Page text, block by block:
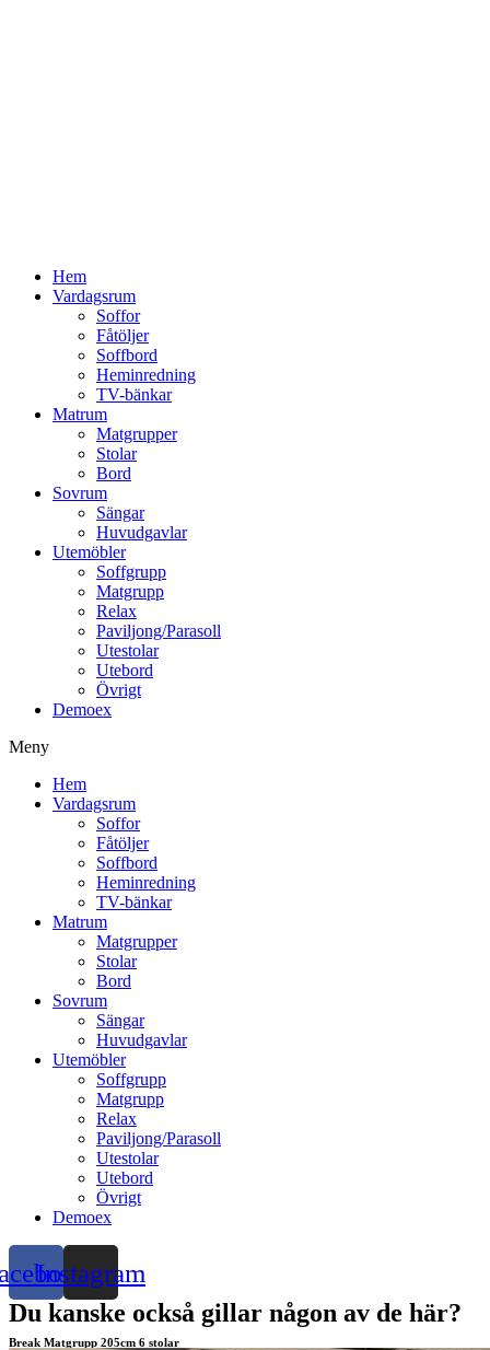
Hem
Vardagsrum
Soffor
Fåtöljer
Soffbord
Heminredning
TV-bänkar
Matrum
Matgrupper
Stolar
Bord
Sovrum
Sängar
Huvudgavlar
Utemöbler
Soffgrupp
Matgrupp
Relax
Paviljong/Parasoll
Utestolar
Utebord
Övrigt
Demoex
Meny
Hem
Vardagsrum
Soffor
Fåtöljer
Soffbord
Heminredning
TV-bänkar
Matrum
Matgrupper
Stolar
Bord
Sovrum
Sängar
Huvudgavlar
Utemöbler
Soffgrupp
Matgrupp
Relax
Paviljong/Parasoll
Utestolar
Utebord
Övrigt
Demoex
Instagram
Du kanske också gillar någon av de här?
Break Matgrupp 205cm 6 stolar